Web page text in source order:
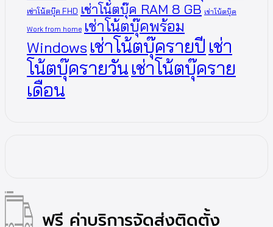
เช่าโน้ตบุ๊ค FHD เช่าโน้ตบุ๊ค RAM 8 GB เช่าโน้ตบุ๊ค
Work from home เช่าโน้ตบุ๊คพร้อม
Windows เช่าโน้ตบุ๊ครายปี เช่า
โน้ตบุ๊ครายวันเช่าโน้ตบุ๊คราย
เดือน
ฟรี ค่าบริการจัดส่งติดตั้ง